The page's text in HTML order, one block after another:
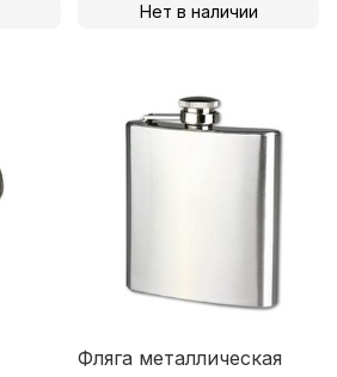
Нет в наличии
Фляга металлическая